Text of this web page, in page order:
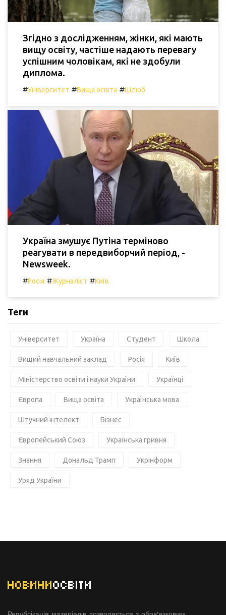
Згідно з дослідженням, жінки, які мають
вищу освіту, частіше надають перевагу
успішним чоловікам, які не здобули
диплома.
#Університет #Вища освіта #Шлюб
Україна змушує Путіна терміново
реагувати в передвиборчий період, -
Newsweek.
#Росія #Журналіст #Київ
Теги
Університет Україна Студент Школа
Вищий навчальний заклад Росія Київ
Міністерство освіти і науки України Українці
Європа Вища освіта Українська мова
Штучний інтелект Бізнес
Європейський Союз Українська гривня
Знання Дональд Трамп Укрінформ
Уряд України
НОВИНИОСВІТИ